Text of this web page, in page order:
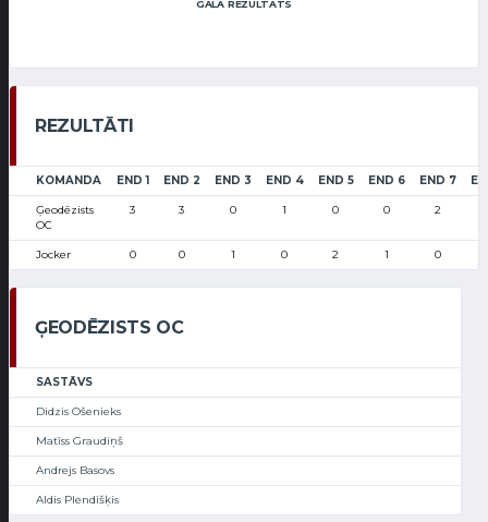
GALA REZULTĀTS
REZULTĀTI
KOMANDA END 1 END 2 END 3 END 4 END 5 END 6 END 7
Ģeodēzists
OC
3 3 0 1 0 0 2
Jocker 0 0 1 0 2 1 0
ĢEODĒZISTS OC
SASTĀVS
Didzis Ošenieks
Matīss Graudiņš
Andrejs Basovs
Aldis Plendišķis